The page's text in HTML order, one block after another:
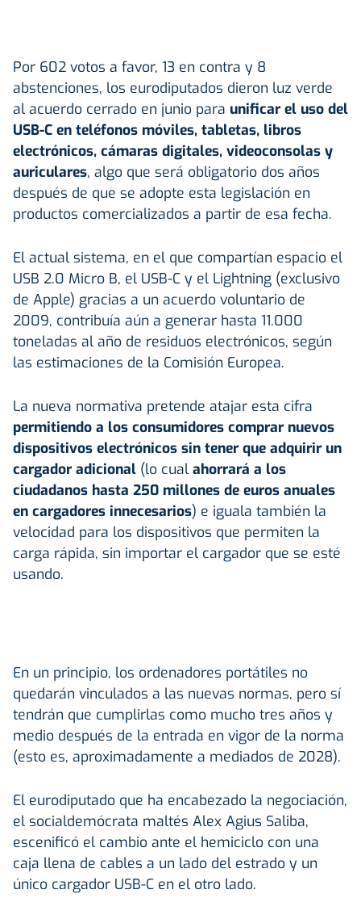
Por 602 votos a favor, 13 en contra y 8
abstenciones, los eurodiputados dieron luz verde
al acuerdo cerrado en junio para unificar el uso del
USB-C en teléfonos móviles, tabletas, libros
electrónicos, cámaras digitales, videoconsolas y
auriculares, algo que será obligatorio dos años
después de que se adopte esta legislación en
productos comercializados a partir de esa fecha.
El actual sistema, en el que compartían espacio el
USB 2.0 Micro B, el USB-C y el Lightning (exclusivo
de Apple) gracias a un acuerdo voluntario de
2009, contribuía aún a generar hasta 11.000
toneladas al año de residuos electrónicos, según
las estimaciones de la Comisión Europea.
La nueva normativa pretende atajar esta cifra
permitiendo a los consumidores comprar nuevos
dispositivos electrónicos sin tener que adquirir un
cargador adicional (lo cual ahorrará a los
ciudadanos hasta 250 millones de euros anuales
en cargadores innecesarios) e iguala también la
velocidad para los dispositivos que permiten la
carga rápida, sin importar el cargador que se esté
usando.
En un principio, los ordenadores portátiles no
quedarán vinculados a las nuevas normas, pero sí
tendrán que cumplirlas como mucho tres años y
medio después de la entrada en vigor de la norma
(esto es, aproximadamente a mediados de 2028).
El eurodiputado que ha encabezado la negociación,
el socialdemócrata maltés Alex Agius Saliba,
escenificó el cambio ante el hemiciclo con una
caja llena de cables a un lado del estrado y un
único cargador USB-C en el otro lado.